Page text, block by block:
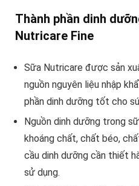
Thành phần dinh
Nutricare Fine
Sữa Nutricare được sản
nguồn nguyên liệu nhập
phần dinh dưỡng tốt cho
Nguồn dinh dưỡng trong
khoáng chất, chất béo,
cầu dinh dưỡng cần thiết
sử dụng.